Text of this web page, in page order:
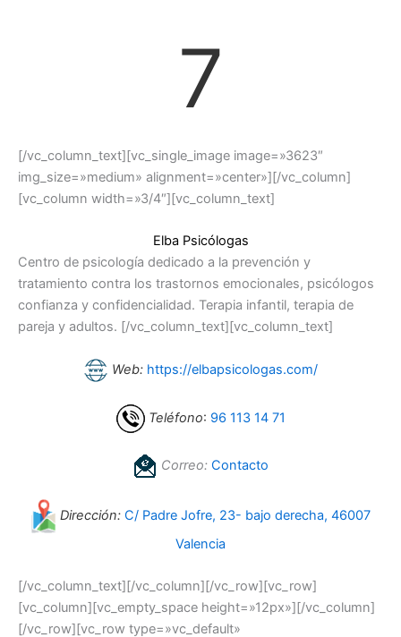
7
[/vc_column_text][vc_single_image image=»3623″
img_size=»medium» alignment=»center»][/vc_column]
[vc_column width=»3/4″][vc_column_text]
Elba Psicólogas
Centro de psicología dedicado a la prevención y
tratamiento contra los trastornos emocionales, psicólogos
confianza y confidencialidad. Terapia infantil, terapia de
pareja y adultos. [/vc_column_text][vc_column_text]
Web: https://elbapsicologas.com/
Teléfono: 96 113 14 71
Correo: Contacto
Dirección: C/ Padre Jofre, 23- bajo derecha, 46007
Valencia
[/vc_column_text][/vc_column][/vc_row][vc_row]
[vc_column][vc_empty_space height=»12px»][/vc_column]
[/vc_row][vc_row type=»vc_default»